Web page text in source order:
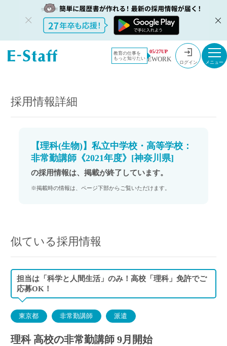
教育の仕事を
もっと知りたい
05/27UP
EWORK ログイン
教員採用情
報のイー・
採用情報
【理科(生物)】私立中学校・高等学校：非常勤講師《2021年度》[神奈川
採用情報詳細
【理科(生物)】私立中学校・高等学校：
非常勤講師《2021年度》[神奈川県]
の採用情報は、掲載が終了しています。
※掲載時の情報は、ページ下部からご覧いただけます。
似ている採用情報
担当は「科学と人間生活」のみ！高校「理科」免許でご
応募OK！
東京都 非常勤講師 派遣
理科 高校の非常勤講師 9月開始